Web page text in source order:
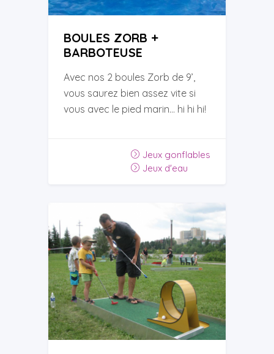
BOULES ZORB +
BARBOTEUSE
Avec nos 2 boules Zorb de 9’,
vous saurez bien assez vite si
vous avec le pied marin… hi hi hi!
Jeux gonflables
Jeux d'eau